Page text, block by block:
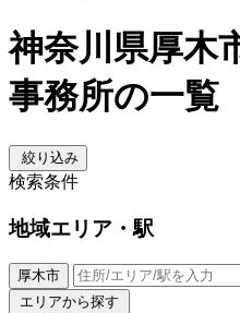
神奈川県厚木
事務所の一覧
絞り込み
検索条件
地域エリア・駅
厚木市
エリアから探す